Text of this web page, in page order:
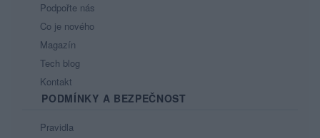
Podpořte nás
Co je nového
Magazín
Tech blog
Kontakt
PODMÍNKY A BEZPEČNOST
Pravidla